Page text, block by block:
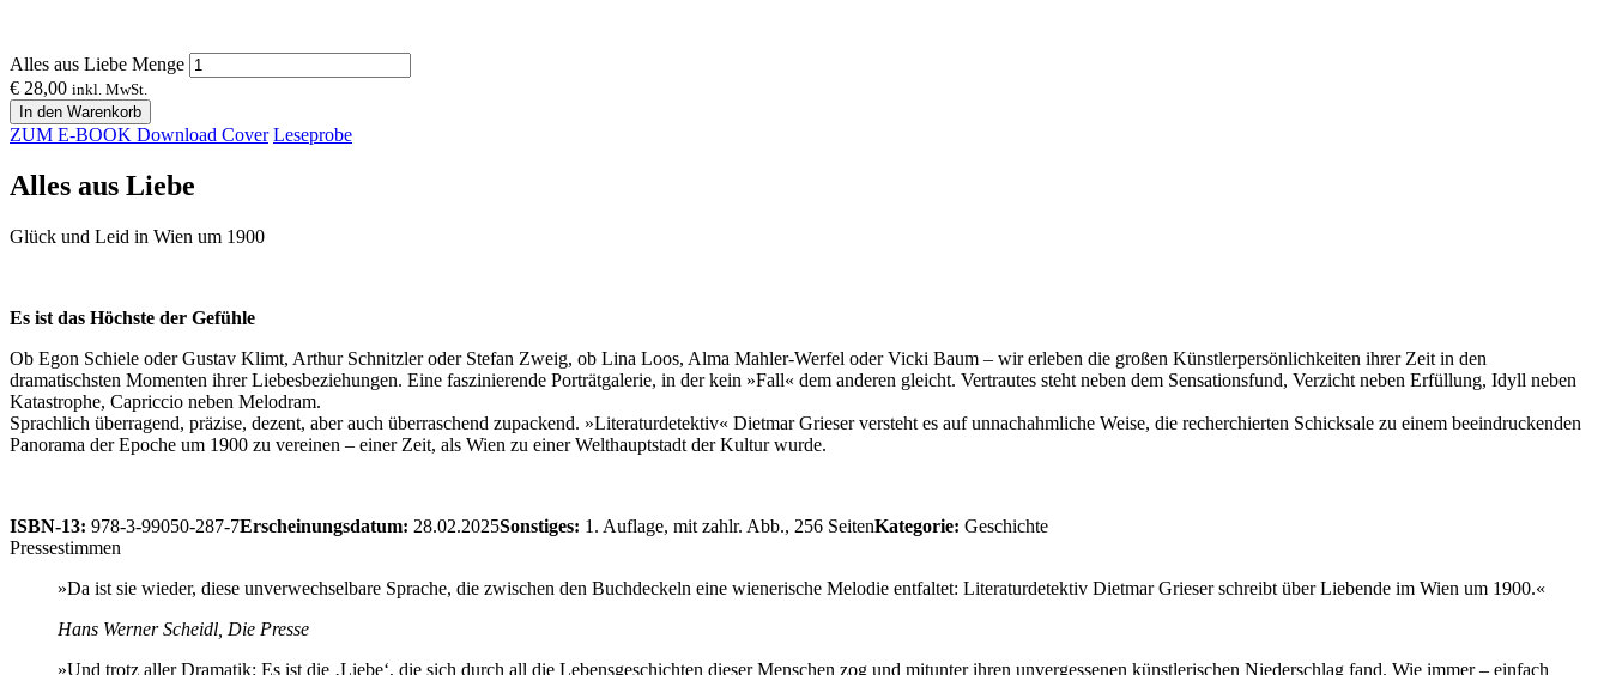
Alles aus Liebe Menge
€ 28,00 inkl. MwSt.
In den Warenkorb
ZUM E-BOOK Download Cover Leseprobe
Alles aus Liebe
Glück und Leid in Wien um 1900
Es ist das Höchste der Gefühle
Ob Egon Schiele oder Gustav Klimt, Arthur Schnitzler oder Stefan Zweig, ob Lina Loos, Alma Mahler-Werfel oder Vicki Baum – wir erleben die großen Künstlerpersönlichkeiten ihrer Zeit in den
dramatischsten Momenten ihrer Liebesbeziehungen. Eine faszinierende Porträtgalerie, in der kein »Fall« dem anderen gleicht. Vertrautes steht neben dem Sensationsfund, Verzicht neben Erfüllung, Idyll neben
Katastrophe, Capriccio neben Melodram.
Sprachlich überragend, präzise, dezent, aber auch überraschend zupackend. »Literaturdetektiv« Dietmar Grieser versteht es auf unnachahmliche Weise, die recherchierten Schicksale zu einem beeindruckenden
Panorama der Epoche um 1900 zu vereinen – einer Zeit, als Wien zu einer Welthauptstadt der Kultur wurde.
ISBN-13: 978-3-99050-287-7Erscheinungsdatum: 28.02.2025Sonstiges: 1. Auflage, mit zahlr. Abb., 256 SeitenKategorie: Geschichte
Pressestimmen
»Da ist sie wieder, diese unverwechselbare Sprache, die zwischen den Buchdeckeln eine wienerische Melodie entfaltet: Literaturdetektiv Dietmar Grieser schreibt über Liebende im Wien um 1900.«
Hans Werner Scheidl, Die Presse
»Und trotz aller Dramatik: Es ist die ‚Liebe‘, die sich durch all die Lebensgeschichten dieser Menschen zog und mitunter ihren unvergessenen künstlerischen Niederschlag fand. Wie immer – einfach